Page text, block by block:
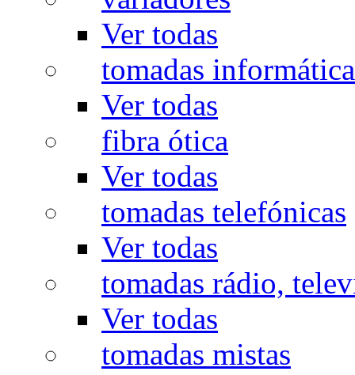
Ver todas
tomadas
Ver todas
fibra ótica
Ver todas
tomadas telefónicas
Ver todas
tomadas rádio,
Ver todas
tomadas mistas